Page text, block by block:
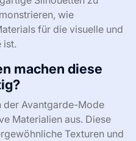
wie
für die visuelle und
ist.
machen diese
der Avantgarde-Mode
Materialien aus. Diese
Texturen und